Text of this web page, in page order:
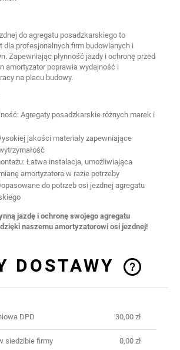
do agregatu posadzkarskiego to
dla profesjonalnych firm budowlanych i
Zapewniając płynność jazdy i ochronę przed
amortyzator poprawia wydajność i
na placu budowy.
Agregaty posadzkarskie różnych marek i
jakości materiały zapewniające
Łatwa instalacja, umożliwiająca
amortyzatora w razie potrzeby
do potrzeb osi jezdnej agregatu
jazdę i ochronę swojego agregatu
naszemu amortyzatorowi osi jezdnej!
DOSTAWY
EWENTUALNYCH
DPD 30,00 zł
siedzibie firmy 0,00 zł